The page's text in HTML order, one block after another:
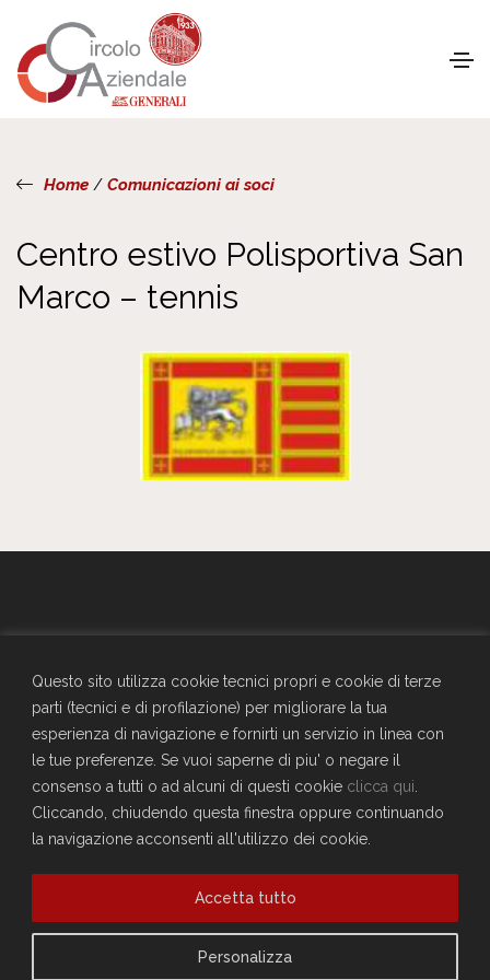
Questo sito utilizza cookie tecnici propri e cookie di terze
parti (tecnici e di profilazione) per migliorare la tua
esperienza di navigazione e fornirti un servizio in linea con
le tue preferenze. Se vuoi saperne di piu' o negare il
consenso a tutti o ad alcuni di questi cookie clicca qui
Cliccando, chiudendo questa finestra oppure continuando
la navigazione acconsenti all'utilizzo dei cookie.
Personalizza
Accetta tutto
Home/ Comunicazioni ai soci
Centro estivo Polisportiva San
Marco – tennis
SEDE SOCIALE
Largo Don Bonifacio 1, 34125 Trieste
Telefono: 040671198
CF. 90025330326
craltrieste@generali.com
Vuoi diventare socio del Circolo?
Sei già socio?
Compila il form per richiedere la registrazione al sito
Accedi
Privacy Policy